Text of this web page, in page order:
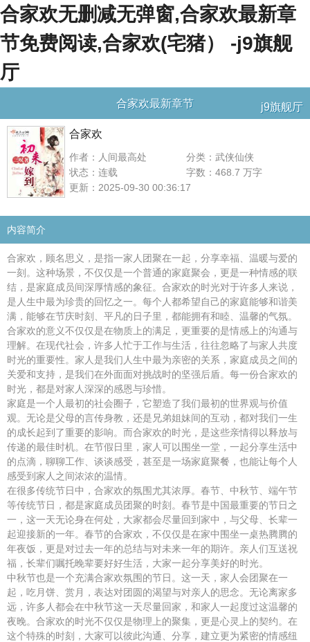
合家欢无删减无弹窗,合家欢最新章
节免费阅读,合家欢(宅猪） -j9旗舰
厅
合家欢最新章节 j9旗舰厅
合家欢
作者：人间最高处
分类：武侠仙侠
状态：连载
字数：468.7 万字
更新：2025-09-30 00:36:17
内容简介
合家欢，顾名思义，是指一家人团聚在一起，分享幸福、温暖与爱的
一刻。这种场景，不仅仅是一个普通的家庭聚会，更是一种情感的联
结，是家庭成员间深厚情感的象征。合家欢的时光对于许多人来说，
是人生中最为珍贵的回忆之一。每个人都希望自己的家庭能够和谐美
满，能够在节庆时刻、平凡的日子里，都能拥有和睦、温馨的气氛。
合家欢的意义不仅仅是在物质上的满足，更重要的是情感上的沟通与
理解。在现代社会，许多人忙于工作与生活，往往忽略了与家人共度
时光的重要性。家人是我们人生中最为亲密的关系，家庭成员之间的
关爱和支持，是我们在外面面对挑战时的坚强后盾。每一份合家欢的
时光，都是对家人深深的感恩与珍惜。
家庭是一个人最初的社会圈子，它塑造了我们最初的世界观与价值
观。无论是父母的言传身教，还是兄弟姐妹间的互动，都对我们一生
的成长起到了重要的影响。而合家欢的时光，是这些亲情得以释放与
传递的最佳时机。在节假日里，家人可以围坐一堂，一起分享生活中
的点滴，聊聊工作、谈谈感受，甚至是一场家庭聚餐，也能让每个人
感受到家人之间浓浓的温情。
在很多传统节日中，合家欢的氛围尤其浓厚。春节、中秋节、端午节
等传统节日，都是家庭成员团聚的时刻。春节是中国最重要的节日之
一，这一天无论身在何处，大家都会尽量回到家中，与父母、长辈一
起迎接新的一年。春节的合家欢，不仅仅是在家中围坐一桌热腾腾的
年夜饭，更是对过去一年的总结与对未来一年的期许。亲人们互送祝
福，长辈们嘱托晚辈要好好生活，大家一起分享美好的时光。
中秋节也是一个充满合家欢氛围的节日。这一天，家人会团聚在一
起，吃月饼、赏月，表达对团圆的渴望与对亲人的思念。无论离家多
远，许多人都会在中秋节这一天尽量回家，和家人一起度过这温馨的
夜晚。合家欢的时光不仅仅是物理上的聚集，更是心灵上的契约。在
这个特殊的时刻，大家可以彼此沟通、分享，建立更为紧密的情感纽